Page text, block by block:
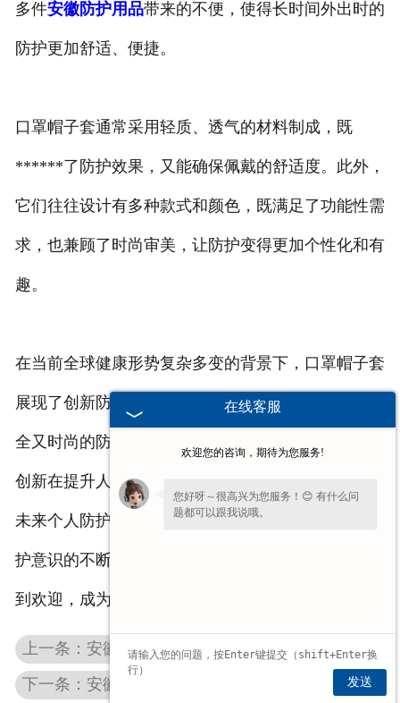
多件安徽防护用品带来的不便，使得长时间外出时的
防护更加舒适、便捷。
口罩帽子套通常采用轻质、透气的材料制成，既
******了防护效果，又能确保佩戴的舒适度。此外，
它们往往设计有多种款式和颜色，既满足了功能性需
求，也兼顾了时尚审美，让防护变得更加个性化和有
趣。
在当前全球健康形势复杂多变的背景下，口罩帽子套
展现了创新防护理念的魅力，为公众提供了一个既安
全又时尚的防护选择。它不仅体现了科技进步和设计
创新在提升人类生活质量方面的重要作用，也预示着
未来个人防护装备发展的新趋势。随着人们对健康防
护意识的不断增强，口罩帽子套等创新产品将持续受
到欢迎，成为我们生活中不可或缺的一部分。
上一条：安徽脱脂棉球
下一条：安徽易折式碘伏棉签
在线客服
欢迎您的咨询，期待为您服务!
您好呀～很高兴为您服务！😊 有什么问
题都可以跟我说哦。
发送